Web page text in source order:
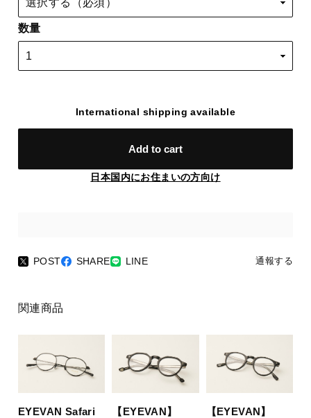
数量
International shipping available
Add to cart
日本国内にお住まいの方向け
POST SHARE LINE 通報する
関連商品
EYEVAN Safari
【EYEVAN】
【EYEVAN】